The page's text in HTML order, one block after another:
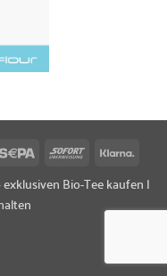
Sepa Sofort
Bio-Tee kaufen |